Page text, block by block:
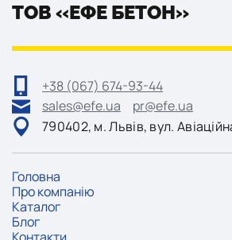
ТОВ «ЕФЕ БЕТОН»
+38 (067) 674-93-44
sales@efe.ua
pr@efe.ua
790402, м. Львів, вул.
Головна
Про компанію
Каталог
Блог